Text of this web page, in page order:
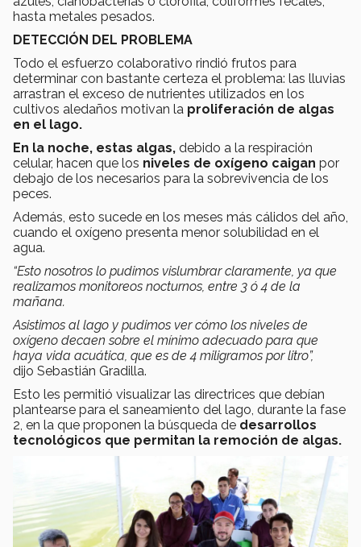
hasta metales pesados.
DETECCIÓN DEL PROBLEMA
Todo el esfuerzo colaborativo rindió frutos para
determinar con bastante certeza el problema: las lluvias
arrastran el exceso de nutrientes utilizados en los
cultivos aledaños motivan la proliferación de algas
en el lago.
En la noche, estas algas, debido a la respiración
celular, hacen que los niveles de oxígeno caigan por
debajo de los necesarios para la sobrevivencia de los
peces.
Además, esto sucede en los meses más cálidos del año,
cuando el oxígeno presenta menor solubilidad en el
agua.
“Esto nosotros lo pudimos vislumbrar claramente, ya que
realizamos monitoreos nocturnos, entre 3 ó 4 de la
mañana.
Asistimos al lago y pudimos ver cómo los niveles de
oxígeno decaen sobre el mínimo adecuado para que
haya vida acuática, que es de 4 miligramos por litro”,
dijo Sebastián Gradilla.
Esto les permitió visualizar las directrices que debían
plantearse para el saneamiento del lago, durante la fase
2, en la que proponen la búsqueda de desarrollos
tecnológicos que permitan la remoción de algas.